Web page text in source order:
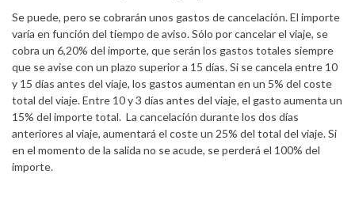
Se puede, pero se cobrarán unos gastos de cancelación. El importe
varía en función del tiempo de aviso. Sólo por cancelar el viaje, se
cobra un 6,20% del importe, que serán los gastos totales siempre
que se avise con un plazo superior a 15 días. Si se cancela entre 10
y 15 días antes del viaje, los gastos aumentan en un 5% del coste
total del viaje. Entre 10 y 3 días antes del viaje, el gasto aumenta un
15% del importe total. La cancelación durante los dos días
anteriores al viaje, aumentará el coste un 25% del total del viaje. Si
en el momento de la salida no se acude, se perderá el 100% del
importe.